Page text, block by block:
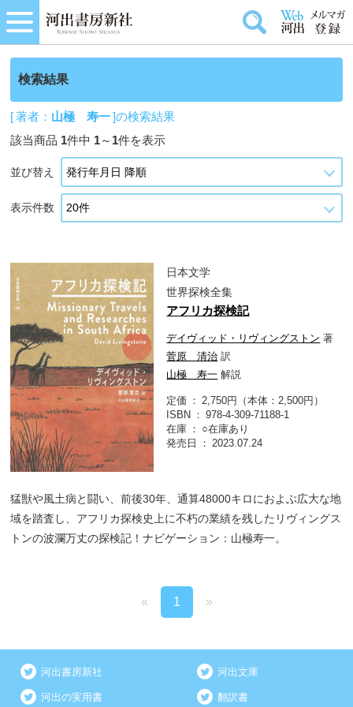
検索結果
[ 著者： 山極 寿一]の検索結果
該当商品 1件中 1～ 1件を表示
並び替え
表示件数
日本文学
世界探検全集
アフリカ探検記
デイヴィッド・リヴィングストン 著
菅原 清治 訳
山極 寿一 解説
定価
2,750円（本体：2,500円）
ISBN
978-4-309-71188-1
在庫
○在庫あり
発売日
2023.07.24
猛獣や風土病と闘い、前後30年、通算48000キロにおよぶ広大な地
域を踏査し、アフリカ探検史上に不朽の業績を残したリヴィングス
トンの波瀾万丈の探検記！ナビゲーション：山極寿一。
« 1 »
河出書房新社 河出文庫
河出の実用書 翻訳書